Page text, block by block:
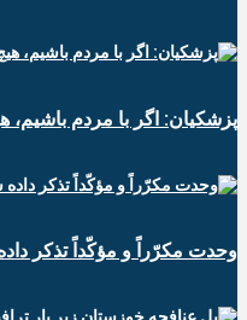
پزشکیان: اگر با مردم باشیم،
وحدت مکرّراً و مؤکّداً تذکر